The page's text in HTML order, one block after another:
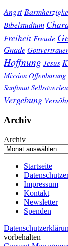
Angst
Bibelstudium
Freiheit Freude
Gnade
Hoffnung Jesus
Mission Offenbarung
Sanftmut
Vergebung
Archiv
Archiv
Startseite
Impressum
Kontakt
Newsletter
Spenden
vorbehalten